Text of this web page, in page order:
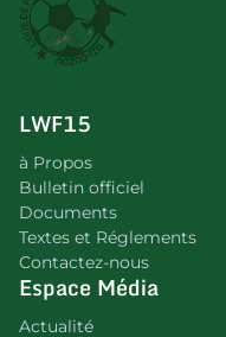
LWF15
à Propos
Bulletin officiel
Documents
Textes et Réglements
Contactez-nous
Espace Média
Actualité